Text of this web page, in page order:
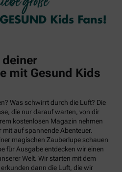
mit Gesund Kids
Was schwirrt durch die Luft? Die
die nur darauf warten, von dir
kostenlosen Magazin nehmen
auf spannende Abenteuer.
magischen Zauberlupe schauen
für Ausgabe entdecken wir einen
Welt. Wir starten mit dem
dann die Luft, die wir